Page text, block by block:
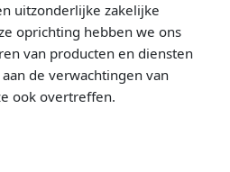
uitzonderlijke zakelijke
oprichting hebben we ons
van producten en diensten
de verwachtingen van
ook overtreffen.